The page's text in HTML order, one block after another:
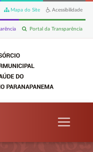
Acessibilidade
Mapa do Site
Portal da Transparência